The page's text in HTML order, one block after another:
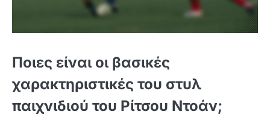
Ποιες είναι οι βασικές
χαρακτηριστικές του στυλ
παιχνιδιού του Ρίτσου Ντοάν;